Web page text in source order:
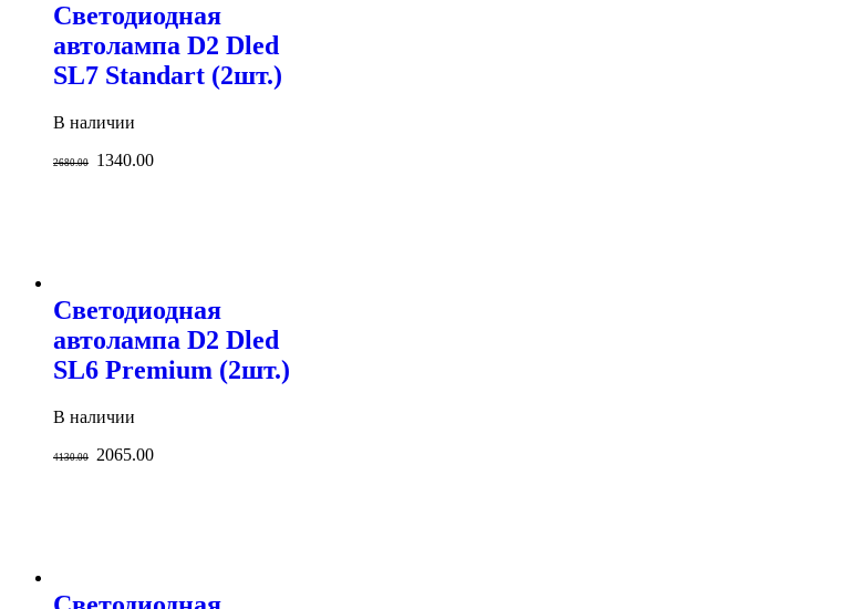
Светодиодная
автолампа D2 Dled
SL7 Standart (2шт.)
В наличии
2680.00 1340.00
Светодиодная
автолампа D2 Dled
SL6 Premium (2шт.)
В наличии
4130.00 2065.00